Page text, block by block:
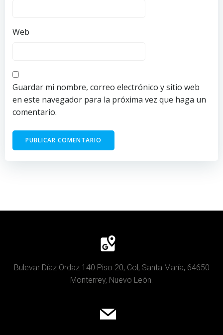
Web
Guardar mi nombre, correo electrónico y sitio web
en este navegador para la próxima vez que haga un
comentario.
Bulevar Díaz Ordaz 140 Piso 20, Col, Santa María, 64650
Monterrey, Nuevo León.